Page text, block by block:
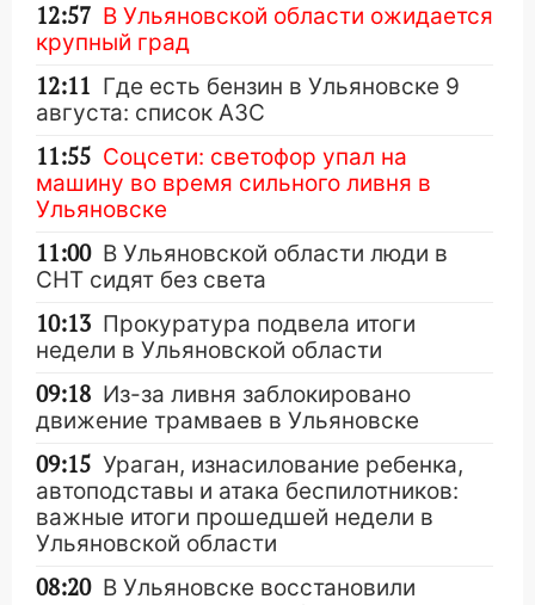
12:57 В Ульяновской области ожидается
крупный град
12:11 Где есть бензин в Ульяновске 9
августа: список АЗС
11:55 Соцсети: светофор упал на
машину во время сильного ливня в
Ульяновске
11:00 В Ульяновской области люди в
СНТ сидят без света
10:13 Прокуратура подвела итоги
недели в Ульяновской области
09:18 Из-за ливня заблокировано
движение трамваев в Ульяновске
09:15 Ураган, изнасилование ребенка,
автоподставы и атака беспилотников:
важные итоги прошедшей недели в
Ульяновской области
08:20 В Ульяновске восстановили